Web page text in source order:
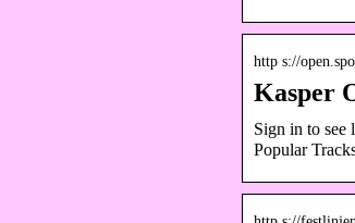
http s://
Kasper
Sign in to see
Popular